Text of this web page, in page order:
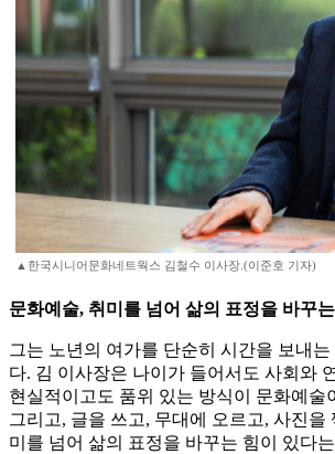
▲한국시니어문화네트웍스 김철수 이사장.(이준호 기자)
문화예술, 취미를 넘어 삶의 표정을 바꾸
그는 노년의 여가를 단순히 시간을 보내
다. 김 이사장은 나이가 들어서도 사회와
현실적이고도 품위 있는 방식이 문화예술
그리고, 글을 쓰고, 무대에 오르고, 사진을
미를 넘어 삶의 표정을 바꾸는 힘이 있다